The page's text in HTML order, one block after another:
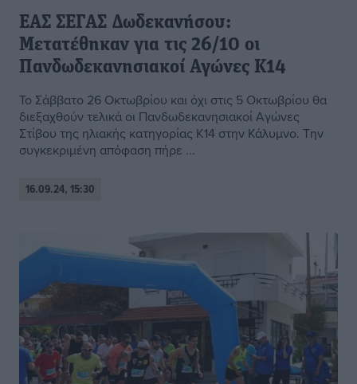
ΕΑΣ ΣΕΓΑΣ Δωδεκανήσου:
Μετατέθηκαν για τις 26/10 οι
Πανδωδεκανησιακοί Αγώνες Κ14
Το Σάββατο 26 Οκτωβρίου και όχι στις 5 Οκτωβρίου θα
διεξαχθούν τελικά οι Πανδωδεκανησιακοί Αγώνες
Στίβου της ηλιακής κατηγορίας Κ14 στην Κάλυμνο. Την
συγκεκριμένη απόφαση πήρε ...
16.09.24, 15:30